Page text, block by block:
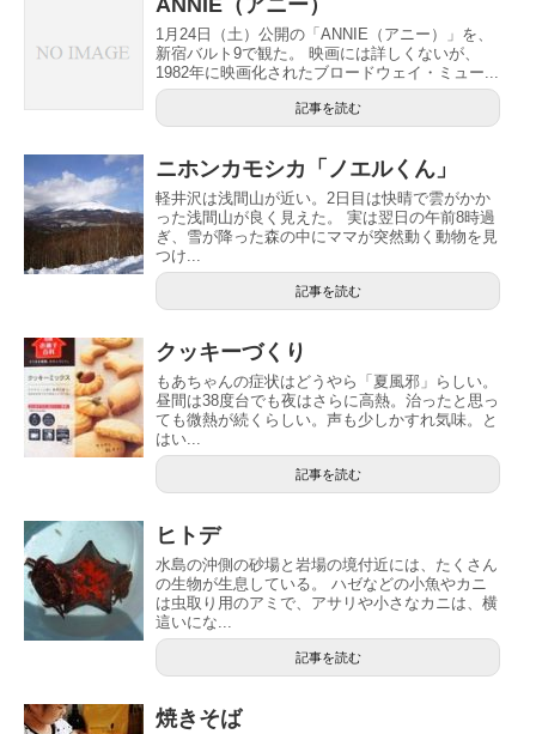
1月24日（土）公開の「ANNIE（アニー）」を、
新宿バルト9で観た。 映画には詳しくないが、
1982年に映画化されたブロードウェイ・ミュー...
記事を読む
ニホンカモシカ「ノエルくん」
軽井沢は浅間山が近い。2日目は快晴で雲がかか
った浅間山が良く見えた。 実は翌日の午前8時過
ぎ、雪が降った森の中にママが突然動く動物を見
つけ...
記事を読む
クッキーづくり
もあちゃんの症状はどうやら「夏風邪」らしい。
昼間は38度台でも夜はさらに高熱。治ったと思っ
ても微熱が続くらしい。声も少しかすれ気味。と
はい...
記事を読む
ヒトデ
水島の沖側の砂場と岩場の境付近には、たくさん
の生物が生息している。 ハゼなどの小魚やカニ
は虫取り用のアミで、アサリや小さなカニは、横
這いにな...
記事を読む
焼きそば